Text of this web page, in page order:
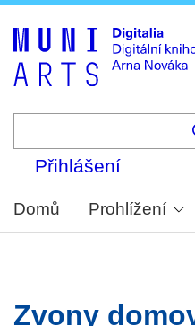
Přihlášení
Domů Prohlížení
Zvony